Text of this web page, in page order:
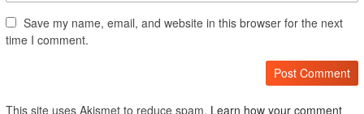
Save my name, email, and website in this browser for the next
time I comment.
This site uses Akismet to reduce spam. Learn how your comment